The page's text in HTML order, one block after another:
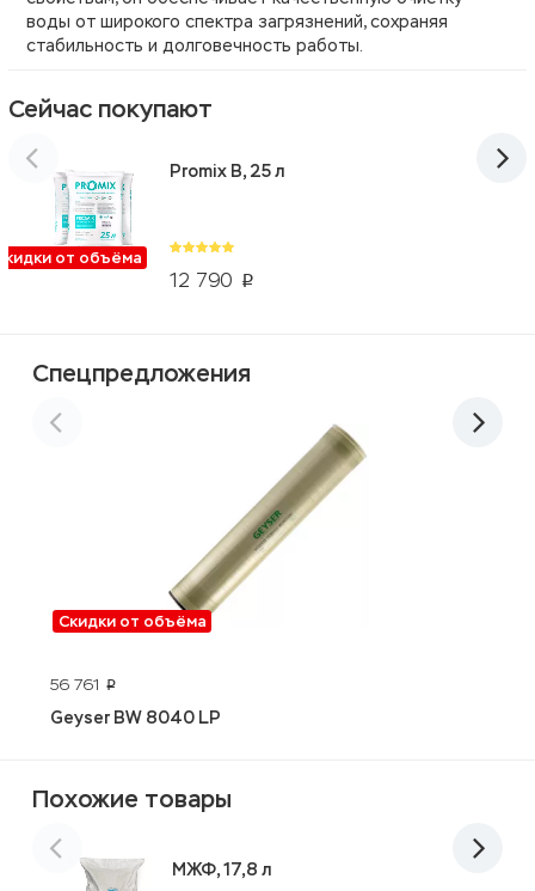
воды от широкого спектра загрязнений, сохраняя
стабильность и долговечность работы.
Сейчас покупают
от объёма
12 790 p
Promix B, 25 л
Спецпредложения
Скидки от объёма
56 761 p
Geyser BW 8040 LP
Похожие товары
МЖФ, 17,8 л